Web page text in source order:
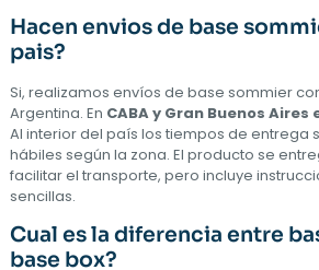
Hacen envios de base
pais?
Si, realizamos envíos de base sommier
Argentina. En CABA y Gran Buenos
Al interior del país los tiempos de entrega
hábiles según la zona. El producto se
facilitar el transporte, pero incluye
sencillas.
Cual es la diferencia entre
base box?